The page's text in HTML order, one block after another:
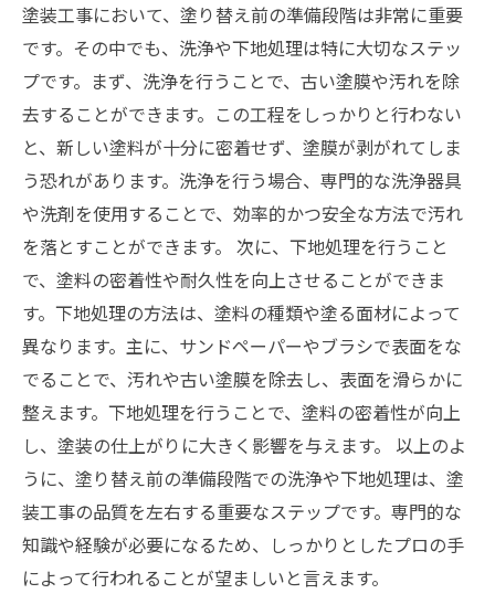
塗装工事において、塗り替え前の準備段階は非常に重要
です。その中でも、洗浄や下地処理は特に大切なステッ
プです。まず、洗浄を行うことで、古い塗膜や汚れを除
去することができます。この工程をしっかりと行わない
と、新しい塗料が十分に密着せず、塗膜が剥がれてしま
う恐れがあります。洗浄を行う場合、専門的な洗浄器具
や洗剤を使用することで、効率的かつ安全な方法で汚れ
を落とすことができます。 次に、下地処理を行うこと
で、塗料の密着性や耐久性を向上させることができま
す。下地処理の方法は、塗料の種類や塗る面材によって
異なります。主に、サンドペーパーやブラシで表面をな
でることで、汚れや古い塗膜を除去し、表面を滑らかに
整えます。下地処理を行うことで、塗料の密着性が向上
し、塗装の仕上がりに大きく影響を与えます。 以上のよ
うに、塗り替え前の準備段階での洗浄や下地処理は、塗
装工事の品質を左右する重要なステップです。専門的な
知識や経験が必要になるため、しっかりとしたプロの手
によって行われることが望ましいと言えます。